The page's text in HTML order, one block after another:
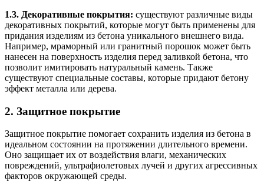
1.3. Декоративные покрытия: существуют различные виды
декоративных покрытий, которые могут быть применены для
придания изделиям из бетона уникального внешнего вида.
Например, мраморный или гранитный порошок может быть
нанесен на поверхность изделия перед заливкой бетона, что
позволит имитировать натуральный камень. Также
существуют специальные составы, которые придают бетону
эффект металла или дерева.
2. Защитное покрытие
Защитное покрытие помогает сохранить изделия из бетона в
идеальном состоянии на протяжении длительного времени.
Оно защищает их от воздействия влаги, механических
повреждений, ультрафиолетовых лучей и других агрессивных
факторов окружающей среды.